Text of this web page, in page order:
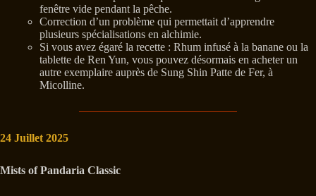
fenêtre vide pendant la pêche.
Correction d’un problème qui permettait d’apprendre
plusieurs spécialisations en alchimie.
Si vous avez égaré la recette : Rhum infusé à la banane ou la
tablette de Ren Yun, vous pouvez désormais en acheter un
autre exemplaire auprès de Sung Shin Patte de Fer, à
Micolline.
24 Juillet 2025
Mists of Pandaria Classic